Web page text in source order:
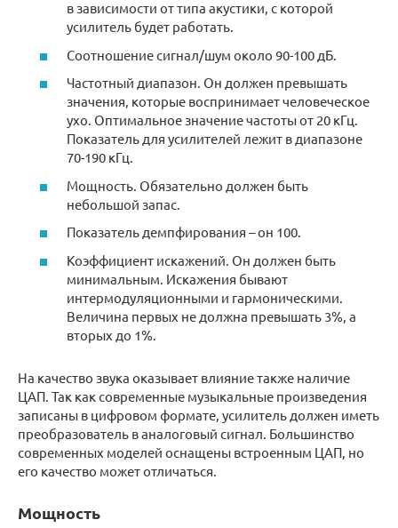
в зависимости от типа акустики, с которой
усилитель будет работать.
Соотношение сигнал/шум около 90-100 дБ.
Частотный диапазон. Он должен превышать
значения, которые воспринимает человеческое
ухо. Оптимальное значение частоты от 20 кГц.
Показатель для усилителей лежит в диапазоне
70-190 кГц.
Мощность. Обязательно должен быть
небольшой запас.
Показатель демпфирования – он 100.
Коэффициент искажений. Он должен быть
минимальным. Искажения бывают
интермодуляционными и гармоническими.
Величина первых не должна превышать 3%, а
вторых до 1%.
На качество звука оказывает влияние также наличие
ЦАП. Так как современные музыкальные произведения
записаны в цифровом формате, усилитель должен иметь
преобразователь в аналоговый сигнал. Большинство
современных моделей оснащены встроенным ЦАП, но
его качество может отличаться.
Мощность